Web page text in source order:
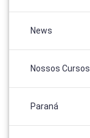
News
Nossos Cursos
Paraná